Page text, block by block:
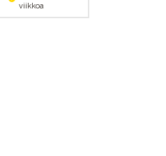
viikkoa